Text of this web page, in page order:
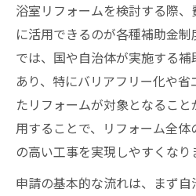
浴室リフォームを検討する際
に活用できるのが各種補助金
では、国や自治体が実施する
あり、特にバリアフリー化や
たリフォームが対象となるこ
用することで、リフォーム全
の高い工事を実現しやすくなり
申請の基本的な流れは、まず